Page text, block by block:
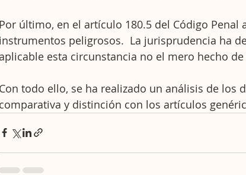
Por último, en el artículo 180.5 del Código Penal
instrumentos peligrosos.  La jurisprudencia ha
aplicable esta circunstancia no el mero hecho
Con todo ello, se ha realizado un análisis de los
comparativa y distinción con los artículos